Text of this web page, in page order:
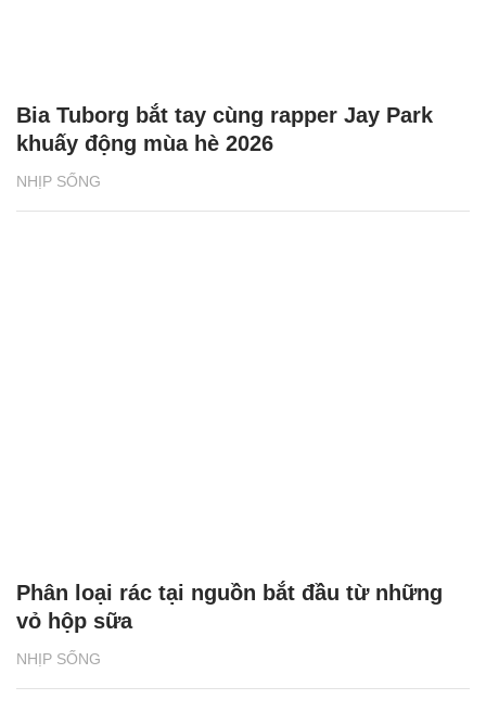
NHỊP SỐNG
Bia Tuborg bắt tay cùng rapper Jay Park
khuấy động mùa hè 2026
NHỊP SỐNG
Phân loại rác tại nguồn bắt đầu từ những
vỏ hộp sữa